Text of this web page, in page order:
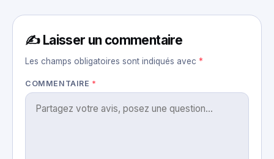
✍️ Laisser un commentaire
Les champs obligatoires sont indiqués avec *
COMMENTAIRE *